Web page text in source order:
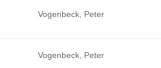
Vogenbeck, Peter
Vogenbeck, Peter